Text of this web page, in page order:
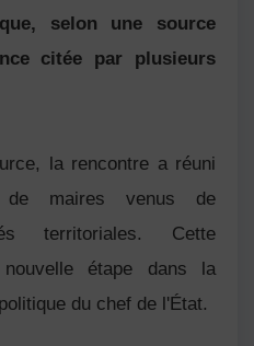
selon une source
citée par plusieurs
la rencontre a réuni
de maires venus de
territoriales. Cette
étape dans la
du chef de l'État.